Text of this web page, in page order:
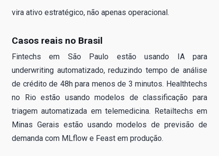
vira ativo estratégico, não apenas operacional.
Casos reais no Brasil
Fintechs em São Paulo estão usando IA para
underwriting automatizado, reduzindo tempo de análise
de crédito de 48h para menos de 3 minutos. Healthtechs
no Rio estão usando modelos de classificação para
triagem automatizada em telemedicina. Retailtechs em
Minas Gerais estão usando modelos de previsão de
demanda com MLflow e Feast em produção.